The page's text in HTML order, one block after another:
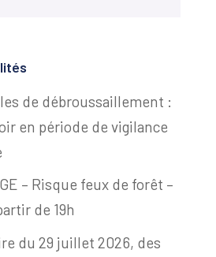
de débroussaillement :
en période de vigilance
– Risque feux de forêt –
de 19h
du 29 juillet 2026, des